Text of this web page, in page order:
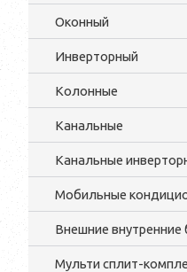
Оконный
Инверторный
Колонные
Канальные
Канальные
Мобильные
Внешние внутренние
Мульти cплит-